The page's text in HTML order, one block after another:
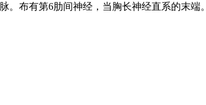
布有第6肋间神经，当胸长神经直系的末端。